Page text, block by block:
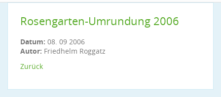
Rosengarten-Umrundung 2006
Datum: 08. 09 2006
Autor: Friedhelm Roggatz
Zurück